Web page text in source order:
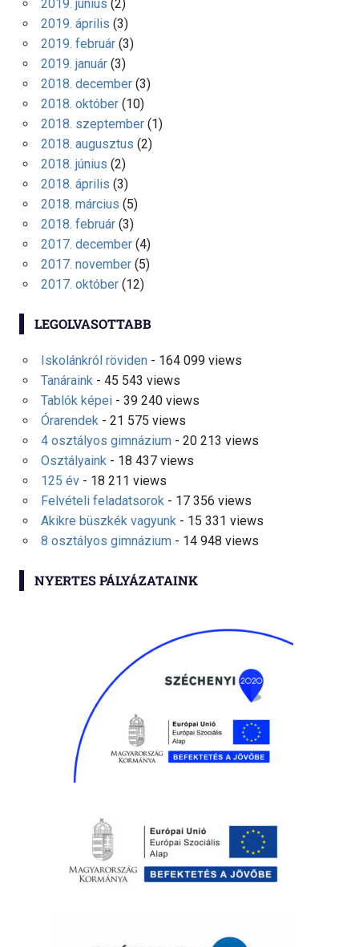
2019. június (2)
2019. április (3)
2019. február(3)
2019. január(3)
2018. december(3)
2018. október(10)
2018. szeptember(1)
2018. augusztus (2)
2018. június (2)
2018. április (3)
2018. március (5)
2018. február(3)
2017. december(4)
2017. november(5)
2017. október(12)
LEGOLVASOTTABB
Iskolánkról röviden- 164 099 views
Tanáraink- 45 543 views
Tablók képei- 39 240 views
Órarendek- 21 575 views
4 osztályos gimnázium- 20 213 views
Osztályaink- 18 437 views
125 év- 18 211 views
Felvételi feladatsorok- 17 356 views
Akikre büszkék vagyunk- 15 331 views
8 osztályos gimnázium- 14 948 views
NYERTES PÁLYÁZATAINK